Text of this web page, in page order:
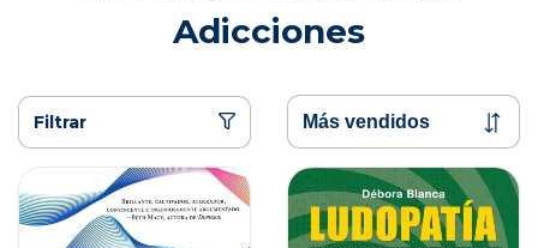
Adicciones
Filtrar